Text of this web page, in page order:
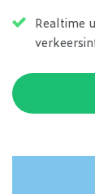
Realtime